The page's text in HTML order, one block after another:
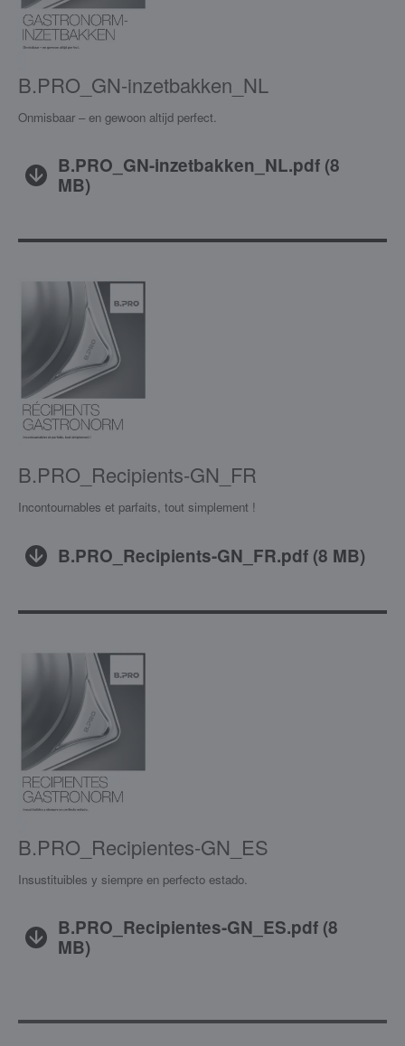
B.PRO_GN-inzetbakken_NL
Onmisbaar – en gewoon altijd perfect.
B.PRO_GN-inzetbakken_NL.pdf(8
MB)
B.PRO_Recipients-GN_FR
Incontournables et parfaits, tout simplement !
B.PRO_Recipients-GN_FR.pdf (8 MB)
B.PRO_Recipientes-GN_ES
Insustituibles y siempre en perfecto estado.
B.PRO_Recipientes-GN_ES.pdf(8
MB)